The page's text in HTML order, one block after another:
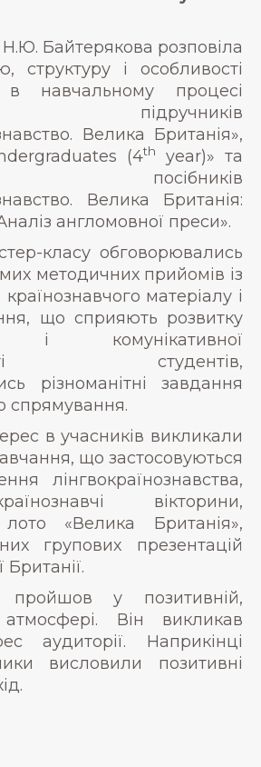
Байтерякова розповіла
структуру і особливості
в навчальному процесі
підручників
Велика Британія»,
(4th
year)» та
посібників
Велика Британія:
англомовної преси».
класу обговорювались
методичних прийомів із
матеріалу і
що сприяють розвитку
і комунікативної
студентів,
різноманітні завдання
спрямування.
в учасників викликали
що застосовуються
лінгвокраїнознавства,
вікторини,
лото «Велика Британія»,
групових презентацій
пройшов у позитивній,
Він викликав
аудиторії. Наприкінці
висловили позитивні